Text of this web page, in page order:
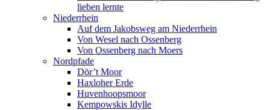
lieben lernte
Niederrhein
Auf dem Jakobsweg am Niederrhein
Von Wesel nach Ossenberg
Von Ossenberg nach Moers
Nordpfade
Dör’t Moor
Haxloher Erde
Huvenhoopsmoor
Kempowskis Idylle